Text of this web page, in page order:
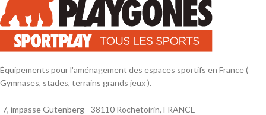
forte - Coloris : Noir.
Équipements pour l'aménagement des espaces sportifs en France (
Gymnases, stades, terrains grands jeux ).
7, impasse Gutenberg - 38110 Rochetoirin, FRANCE